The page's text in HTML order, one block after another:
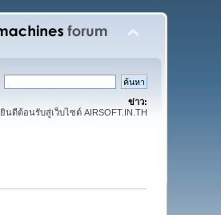
ข่าว:
ยินดีต้อนรับสู่เว็บไซต์ AIRSOFT.IN.TH